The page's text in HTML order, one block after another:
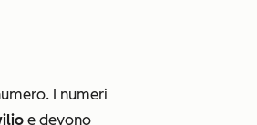
I numeri
e devono